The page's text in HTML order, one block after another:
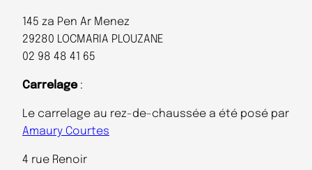
145 za Pen Ar Menez
29280 LOCMARIA PLOUZANE
02 98 48 41 65
Carrelage:
Le carrelage au rez-de-chaussée a été posé par
Amaury Courtes
4 rue Renoir